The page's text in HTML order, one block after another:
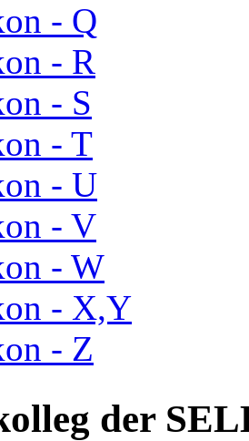
- Q
- R
- S
- T
- U
- V
- W
- X,Y
- Z
der